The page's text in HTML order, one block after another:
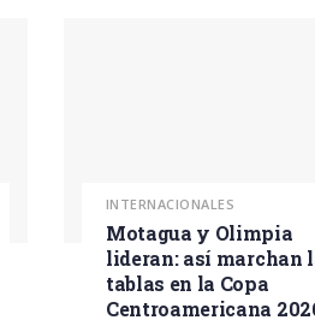
INTERNACIONALES
Motagua y Olimpia
lideran: así marchan
tablas en la Copa
Centroamericana